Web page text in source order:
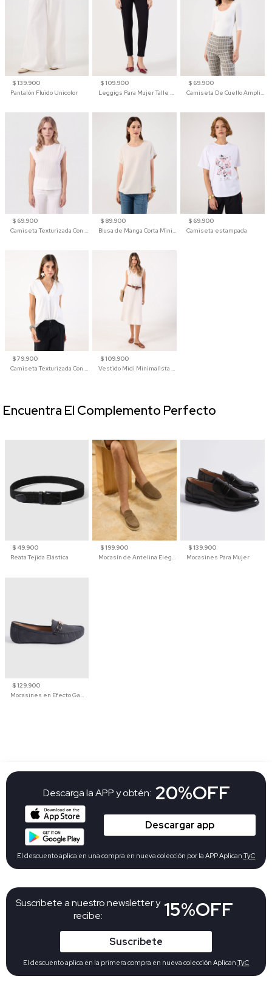
$ 139.900
Pantalón Fluido Unicolor
$ 109.900
$ 69.900
$ 69.900
$ 89.900
$ 69.900
Camiseta estampada
$ 79.900
$ 109.900
$ 49.900
Reata Tejida Elástica
$ 199.900
Mocasín de Antelina Elegante con Suela de Contraste Para Hombre
$ 139.900
Mocasines Para Mujer
$ 129.900
Mocasines en Efecto Gamuzado Para Mujer
Encuentra El Complemento Perfecto
Suscribete a nuestro newsletter y
recibe:
15%OFF
Suscribete
El descuento aplica en la primera compra en nueva colección Aplican TyC
Descarga la APP y obtén: 20%OFF
Descargar app
El descuento aplica en una compra en nueva colección por la APP Aplican TyC